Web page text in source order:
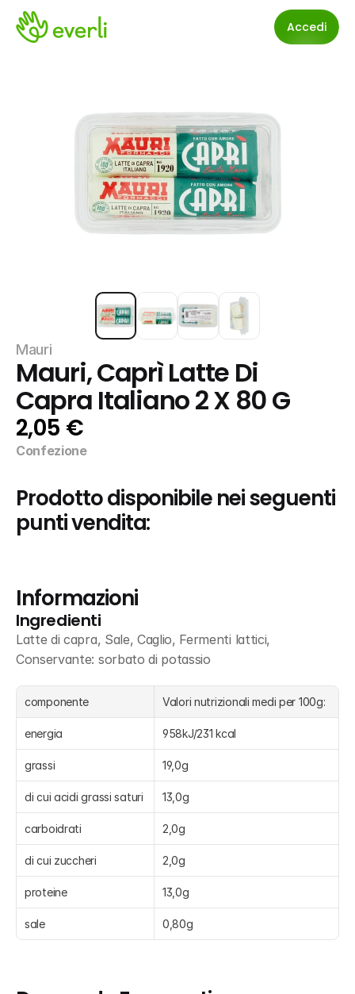
Accedi
Mauri
Mauri, Caprì Latte Di
Capra Italiano 2 X 80 G
2,05 €
Confezione
Prodotto disponibile nei seguenti
punti vendita:
Informazioni
Ingredienti
Latte di capra, Sale, Caglio, Fermenti lattici,
Conservante: sorbato di potassio
componente Valori nutrizionali medi per 100g:
energia 958kJ/231 kcal
grassi 19,0g
di cui acidi grassi saturi 13,0g
carboidrati 2,0g
di cui zuccheri 2,0g
proteine 13,0g
sale 0,80g